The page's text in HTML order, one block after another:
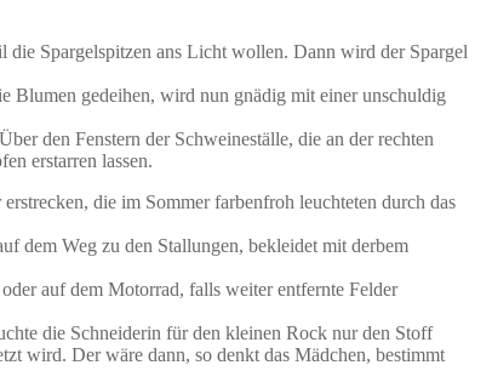
die Spargelspitzen ans Licht wollen. Dann wird der Spargel
Blumen gedeihen, wird nun gnädig mit einer unschuldig
den Fenstern der Schweineställe, die an der rechten
erstarren lassen.
die im Sommer farbenfroh leuchteten durch das
dem Weg zu den Stallungen, bekleidet mit derbem
auf dem Motorrad, falls weiter entfernte Felder
die Schneiderin für den kleinen Rock nur den Stoff
wird. Der wäre dann, so denkt das Mädchen, bestimmt